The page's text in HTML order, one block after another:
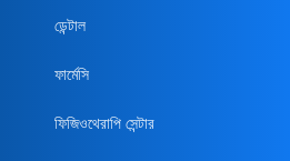
ডেন্টাল
ফার্মেসি
ফিজিওথেরাপি সেন্টার